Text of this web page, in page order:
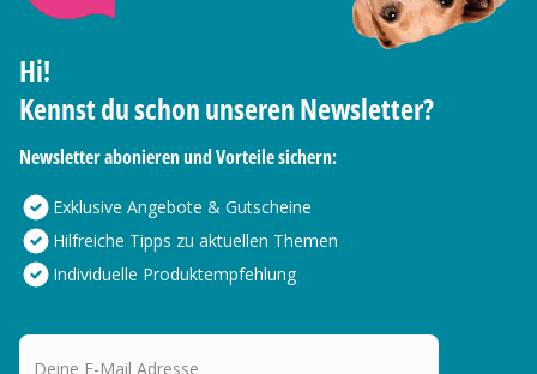
Hi!
Kennst du schon unseren Newsletter?
Newsletter abonieren und Vorteile sichern:
Exklusive Angebote & Gutscheine
Hilfreiche Tipps zu aktuellen Themen
Individuelle Produktempfehlung
Deine E-Mail Adresse